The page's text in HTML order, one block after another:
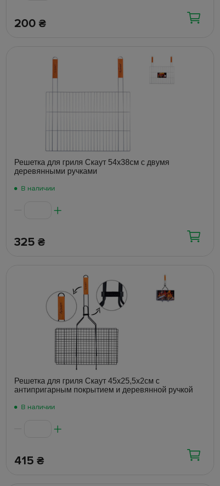
200 ₴
Решетка для гриля Скаут 54х38см с двумя
деревянными ручками
В наличии
325 ₴
Решетка для гриля Скаут 45х25,5х2см с
антипригарным покрытием и деревянной ручкой
В наличии
415 ₴